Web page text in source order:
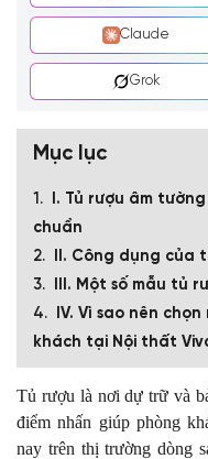
Claude
Grok
Mục lục
I. Tủ rượu âm
chuẩn
II. Công dụng của
III. Một số mẫu tủ
IV. Vì sao nên
khách tại Nội thất
Tủ rượu là nơi dự trữ và
điểm nhấn giúp phòng
nay trên thị trường dòng